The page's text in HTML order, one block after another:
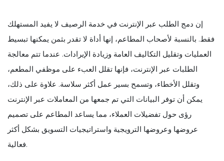
إن دمج الطلب عبر الإنترنت في خدمة الرصيف لا يفيد المستهلك
فقط. بالنسبة لأصحاب المطاعم، إنها أداة لا تقدر بثمن يمكنها تبسيط
العمليات وتقليل التكاليف العامة وزيادة الإيرادات. عندما تتم معالجة
الطلبات عبر الإنترنت، فإنها تقلل العبء على موظفي المطعم،
وتقلل الأخطاء، وتسمح بسير عمل أكثر سلاسة. علاوة على ذلك،
يمكن أن توفر البيانات التي تم جمعها من المعاملات عبر الإنترنت
رؤى حول تفضيلات العملاء، مما يساعد المطاعم على تصميم
عروضها وعروضها الترويجية واستراتيجيات التسويق بشكل أكثر
فعالية.